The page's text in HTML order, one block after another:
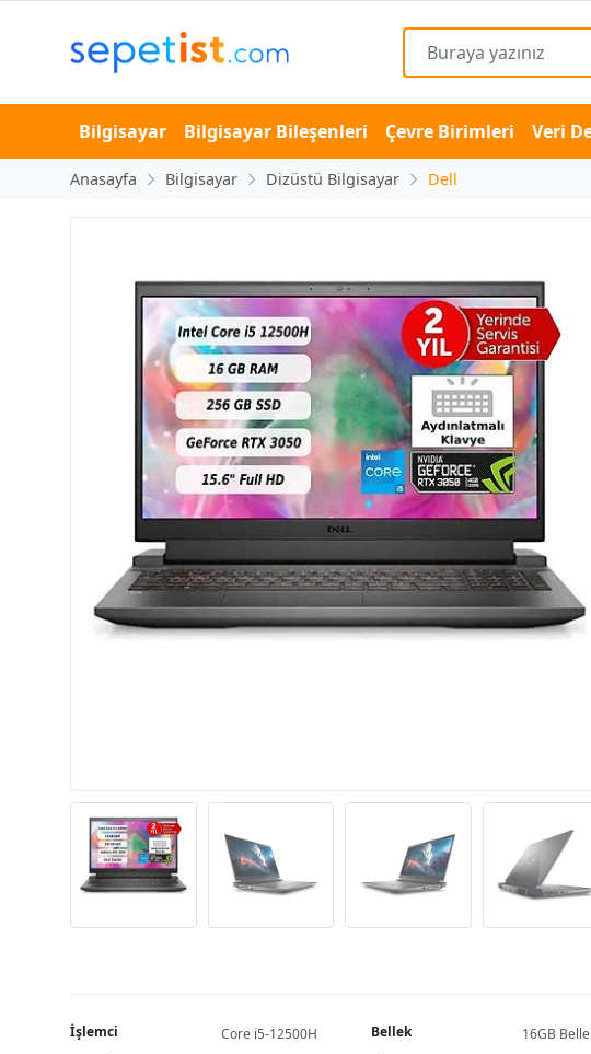
Bilgisayar Bilgisayar Bileşenleri Çevre Birimleri Veri
Anasayfa Bilgisayar Dizüstü Bilgisayar Dell
İşlemci Core i5-12500H Bellek
16GB